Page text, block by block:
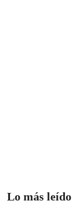
Lo más leído